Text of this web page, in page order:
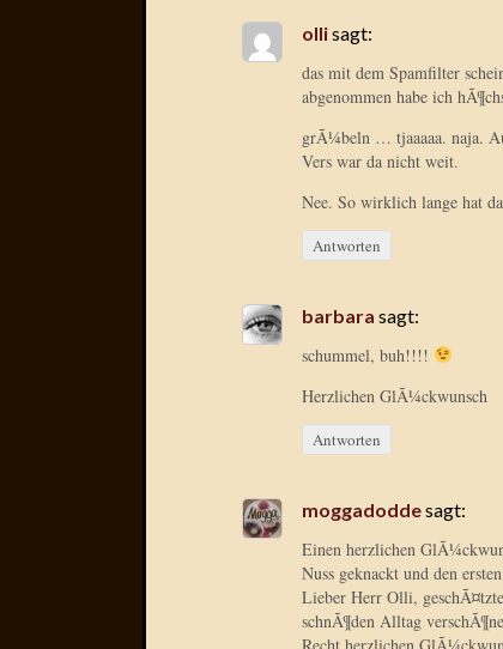
ollisagt:
das mit dem Spamfilter
abgenommen habe ich
grÃ¼beln … tjaaaaa. naja.
Vers war da nicht weit.
Nee. So wirklich lange hat
Antworten
barbara sagt:
schummel, buh!!!!
Herzlichen GlÃ¼ckwunsch
Antworten
moggadoddesagt:
Einen herzlichen
Nuss geknackt und den
Lieber Herr Olli,
schnÃ¶den Alltag